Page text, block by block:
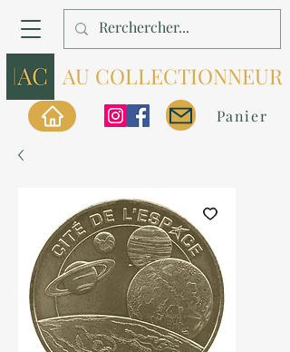
AU COLLECTIONNEUR
Panier